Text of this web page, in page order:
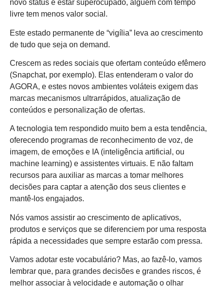
novo status é estar superocupado, alguém com tempo
livre tem menos valor social.
Este estado permanente de “vigília” leva ao crescimento
de tudo que seja on demand.
Crescem as redes sociais que ofertam conteúdo efêmero
(Snapchat, por exemplo). Elas entenderam o valor do
AGORA, e estes novos ambientes voláteis exigem das
marcas mecanismos ultrarrápidos, atualização de
conteúdos e personalização de ofertas.
A tecnologia tem respondido muito bem a esta tendência,
oferecendo programas de reconhecimento de voz, de
imagem, de emoções e IA (inteligência artificial, ou
machine learning) e assistentes virtuais. E não faltam
recursos para auxiliar as marcas a tomar melhores
decisões para captar a atenção dos seus clientes e
mantê-los engajados.
Nós vamos assistir ao crescimento de aplicativos,
produtos e serviços que se diferenciem por uma resposta
rápida a necessidades que sempre estarão com pressa.
Vamos adotar este vocabulário? Mas, ao fazê-lo, vamos
lembrar que, para grandes decisões e grandes riscos, é
melhor associar à velocidade e automação o olhar